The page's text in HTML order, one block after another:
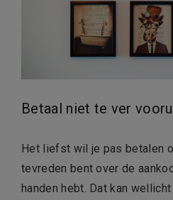
Betaal niet te ver
Het liefst wil je pas betalen
tevreden bent over de
handen hebt. Dat kan